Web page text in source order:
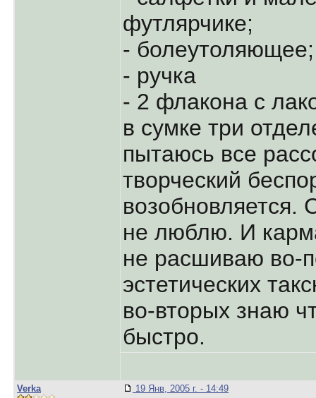
футлярчике;
- болеутоляющее;
- ручка
- 2 флакона с
в сумке три
пытаюсь все
творческий
возобновляется.
не люблю. И
не расшиваю во-
эстетических
во-вторых знаю
быстро.
Verka 19 Янв, 2005 г. - 14:49